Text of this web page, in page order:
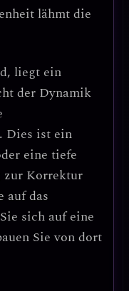
lähmt die
liegt ein
der Dynamik
Dies ist ein
eine tiefe
zur Korrektur
auf das
sich auf eine
Sie von dort